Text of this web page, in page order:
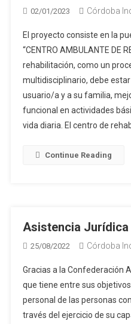
02/01/2023 Córdoba
El proyecto consiste en la
“CENTRO AMBULANTE DE
rehabilitación, como un
multidisciplinario, debe
usuario/a y a su familia,
funcional en actividades
vida diaria. El centro de
Continue Reading
Asistencia
25/08/2022 Córdoba
Gracias a la Confederación
que tiene entre sus
personal de las personas
través del ejercicio de su